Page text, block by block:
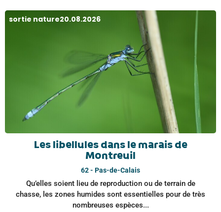
sortie nature20.08.2026
Les libellules dans le marais de
Montreuil
62 - Pas-de-Calais
Qu’elles soient lieu de reproduction ou de terrain de
chasse, les zones humides sont essentielles pour de très
nombreuses espèces...